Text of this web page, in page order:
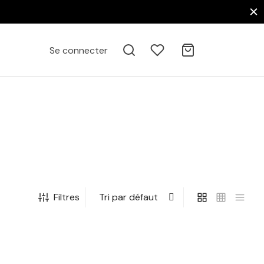
Se connecter
Filtres